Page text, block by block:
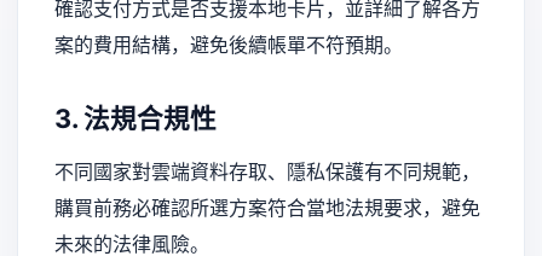
確認支付方式是否支援本地卡片，並詳細了解各方
案的費用結構，避免後續帳單不符預期。
3. 法規合規性
不同國家對雲端資料存取、隱私保護有不同規範，
購買前務必確認所選方案符合當地法規要求，避免
未來的法律風險。